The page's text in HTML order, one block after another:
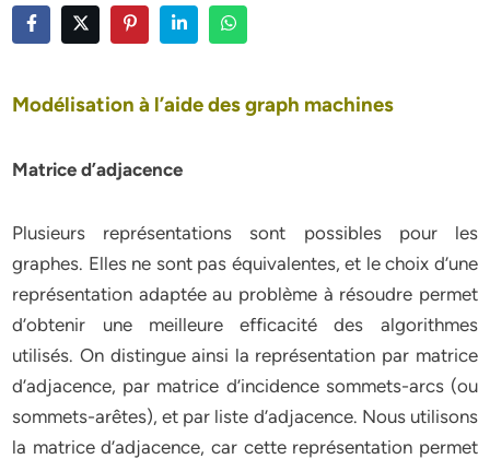
Modélisation à l’aide des graph machines
Matrice d’adjacence
Plusieurs représentations sont possibles pour les
graphes. Elles ne sont pas équivalentes, et le choix d’une
représentation adaptée au problème à résoudre permet
d’obtenir une meilleure efficacité des algorithmes
utilisés. On distingue ainsi la représentation par matrice
d’adjacence, par matrice d’incidence sommets-arcs (ou
sommets-arêtes), et par liste d’adjacence. Nous utilisons
la matrice d’adjacence, car cette représentation permet